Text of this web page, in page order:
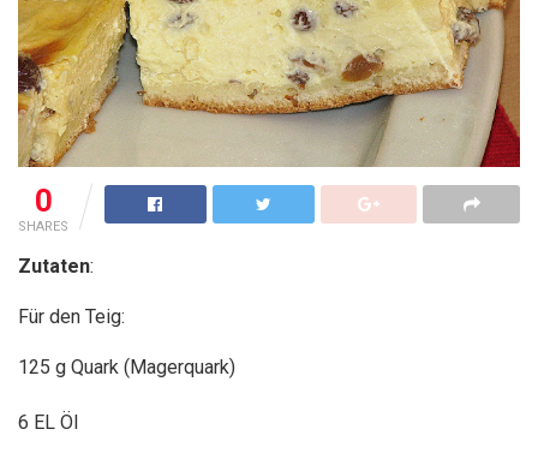
0
SHARES
Zutaten:
Für den Teig:
125 g Quark (Magerquark)
6 EL Öl